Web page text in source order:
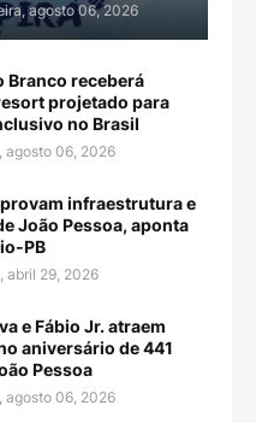
agosto 06, 2026
Branco receberá
projetado para
no Brasil
agosto 06, 2026
infraestrutura e
João Pessoa, aponta
PB
abril 29, 2026
e Fábio Jr. atraem
aniversário de 441
Pessoa
agosto 06, 2026